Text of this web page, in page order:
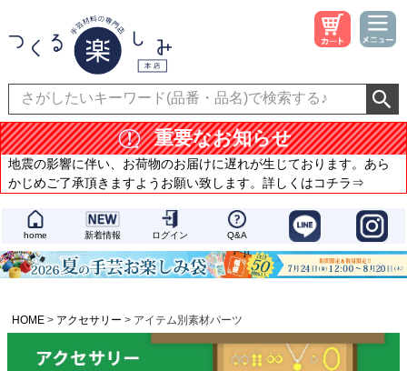
重要なお知らせ
地震の影響に伴い、お荷物のお届けに遅れが生じております。あら
かじめご了承頂きますようお願い致します。詳しくはコチラ⇒
home 新着情報 ログイン Q&A
HOME アクセサリー アイテム別素材パーツ